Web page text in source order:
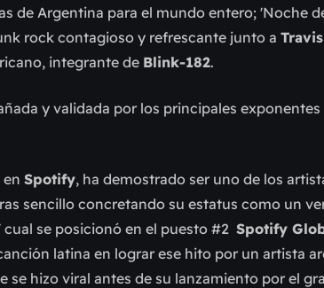
de Argentina para el mundo entero; 'Noche
rock contagioso y refrescante junto a
integrante de Blink-182.
y validada por los principales exponentes
Spotify, ha demostrado ser uno de los
sencillo concretando su estatus como un
se posicionó en el puesto #2 Spotify
latina en lograr ese hito por un artista
se hizo viral antes de su lanzamiento por el